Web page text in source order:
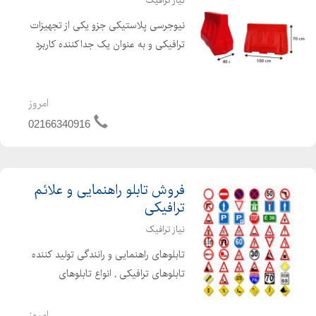
نیوجرسی پلاستیکی جزو یکی از تجهیزات
ترافیکی و به عنوان یک جداکننده کاربرد
خودروها در خیابان و جاده ها تغییر میامروز
02166340916
فروش تابلو راهنمایی و علائم
ترافیکی
نیاز ترافیک
تابلوهای راهنمایی و رانندگی تولید کننده
تابلوهای ترافیکی , انواع تابلوهای